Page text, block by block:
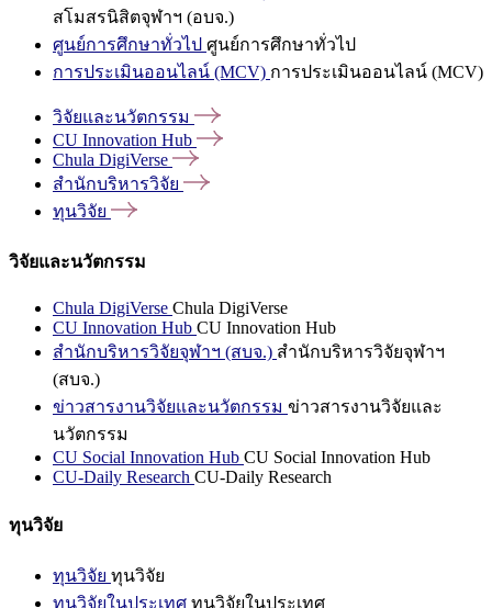
สโมสรนิสิตจุฬาฯ (อบจ.)
ศูนย์การศึกษาทั่วไป ศูนย์การศึกษาทั่วไป
การประเมินออนไลน์ (MCV) การประเมินออนไลน์ (MCV)
วิจัยและนวัตกรรม
CU Innovation Hub
Chula DigiVerse
สำนักบริหารวิจัย
ทุนวิจัย
วิจัยและนวัตกรรม
Chula DigiVerse Chula DigiVerse
CU Innovation Hub CU Innovation Hub
สำนักบริหารวิจัยจุฬาฯ (สบจ.) สำนักบริหารวิจัยจุฬาฯ
(สบจ.)
ข่าวสารงานวิจัยและนวัตกรรม ข่าวสารงานวิจัยและ
นวัตกรรม
CU Social Innovation Hub CU Social Innovation Hub
CU-Daily Research CU-Daily Research
ทุนวิจัย
ทุนวิจัย ทุนวิจัย
ทุนวิจัยในประเทศ ทุนวิจัยในประเทศ